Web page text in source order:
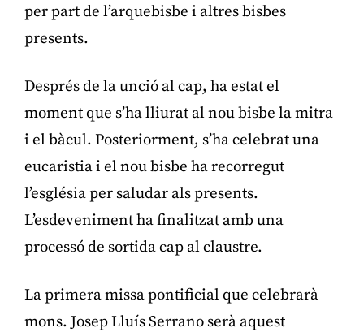
per part de l’arquebisbe i altres bisbes
presents.
Després de la unció al cap, ha estat el
moment que s’ha lliurat al nou bisbe la mitra
i el bàcul. Posteriorment, s’ha celebrat una
eucaristia i el nou bisbe ha recorregut
l’església per saludar als presents.
L’esdeveniment ha finalitzat amb una
processó de sortida cap al claustre.
La primera missa pontificial que celebrarà
mons. Josep Lluís Serrano serà aquest